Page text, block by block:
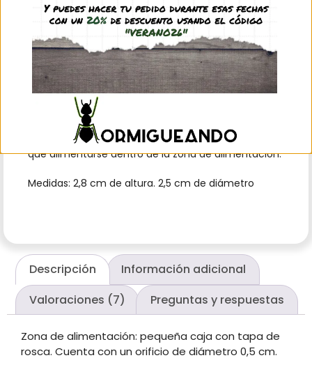
Uno de los riesgos a la hora de alimentar a nuestras
colonias es que el trozo de alimento que les
pongamos en la caja de forrajeo sea demasiado
grande, las hormigas lo introduzcan en el
hormiguero y que acabe pudriéndose dentro del
nido, contaminando así las cámaras. Con esta zona
de alimentación podemos dar todo tipo de
alimentos (insectos, carne, fruta, pollo, jamón…)
evitando este riesgo, ya que al no poder sacarlo de
la caja por el pequeño orificio, las hormigas tendrán
que alimentarse dentro de la zona de alimentación.
Medidas: 2,8 cm de altura. 2,5 cm de diámetro
Descripción
Información adicional
Valoraciones (7)
Preguntas y respuestas
Zona de alimentación: pequeña caja con tapa de
rosca. Cuenta con un orificio de diámetro 0,5 cm.